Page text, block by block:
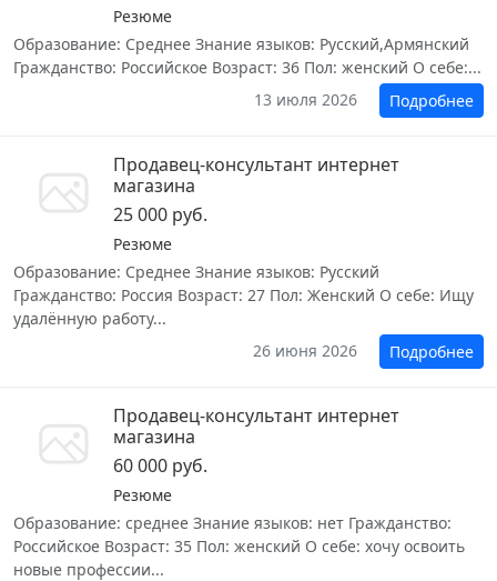
Резюме
Образование: Среднее Знание языков: Русский,Армянский
Гражданство: Российское Возраст: 36 Пол: женский О себе:...
13 июля 2026
Подробнее
Продавец-консультант интернет
магазина
25 000 руб.
Резюме
Образование: Среднее Знание языков: Русский
Гражданство: Россия Возраст: 27 Пол: Женский О себе: Ищу
удалённую работу...
26 июня 2026
Подробнее
Продавец-консультант интернет
магазина
60 000 руб.
Резюме
Образование: среднее Знание языков: нет Гражданство:
Российское Возраст: 35 Пол: женский О себе: хочу освоить
новые профессии...